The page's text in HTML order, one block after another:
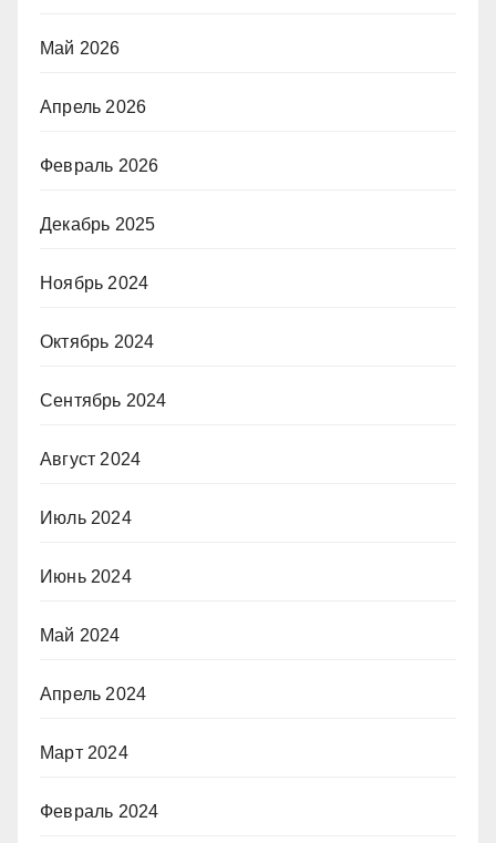
Май 2026
Апрель 2026
Февраль 2026
Декабрь 2025
Ноябрь 2024
Октябрь 2024
Сентябрь 2024
Август 2024
Июль 2024
Июнь 2024
Май 2024
Апрель 2024
Март 2024
Февраль 2024